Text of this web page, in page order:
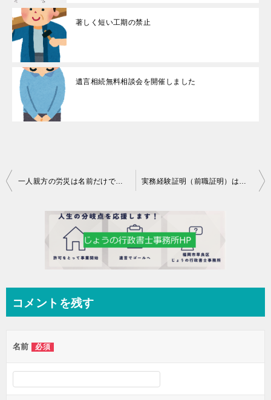
著しく短い工期の禁止
遺言相続無料相談会を開催しました
投
ョ
一人親方の労災は名前だけでなく「特別」 実務経験証明（前職証明）はややこしい
コメントを残す
名前 必須